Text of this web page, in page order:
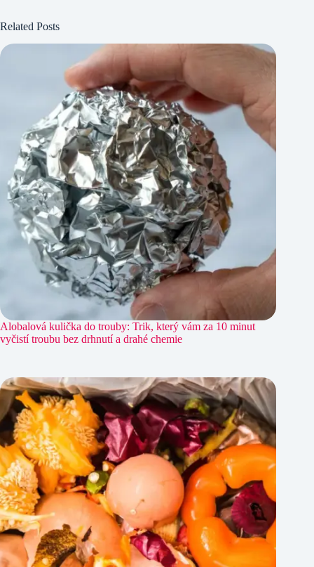
Related Posts
Alobalová kulička do trouby: Trik, který vám za 10 minut
vyčistí troubu bez drhnutí a drahé chemie